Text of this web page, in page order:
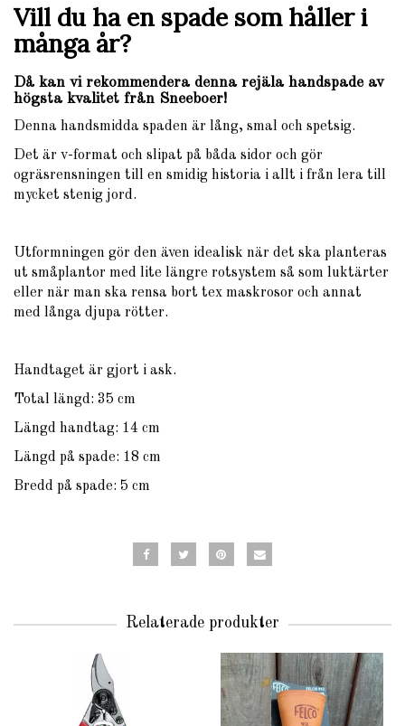
Vill du ha en spade som håller i
många år?
Då kan vi rekommendera denna rejäla handspade av
högsta kvalitet från Sneeboer!
Denna handsmidda spaden är lång, smal och spetsig.
Det är v-format och slipat på båda sidor och gör
ogräsrensningen till en smidig historia i allt i från lera till
mycket stenig jord.
Utformningen gör den även idealisk när det ska planteras
ut småplantor med lite längre rotsystem så som luktärter
eller när man ska rensa bort tex maskrosor och annat
med långa djupa rötter.
Handtaget är gjort i ask.
Total längd: 35 cm
Längd handtag: 14 cm
Längd på spade: 18 cm
Bredd på spade: 5 cm
Relaterade produkter